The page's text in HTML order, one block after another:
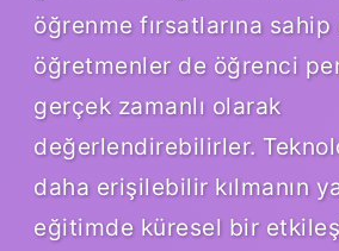
öğrenme fırsatlarına sahip
öğretmenler de öğrenci
gerçek zamanlı olarak
değerlendirebilirler.
daha erişilebilir kılmanın
eğitimde küresel bir